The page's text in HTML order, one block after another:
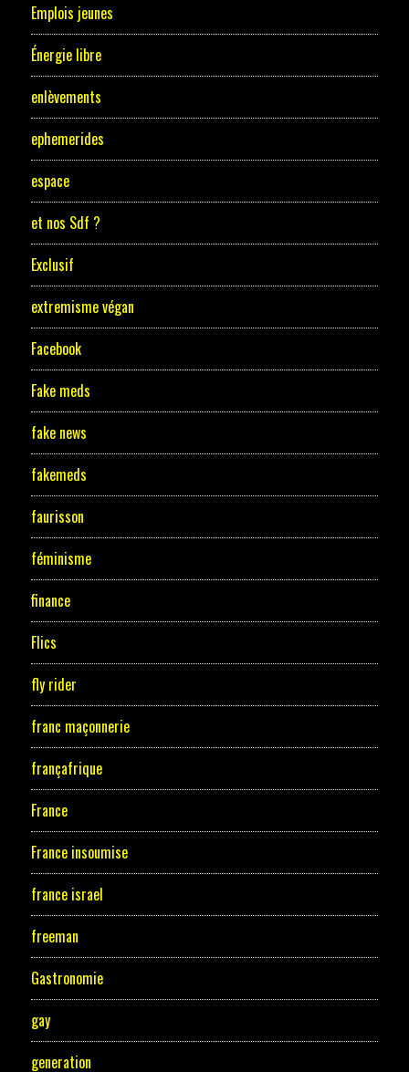
Emplois jeunes
Énergie libre
enlèvements
ephemerides
espace
et nos Sdf ?
Exclusif
extremisme végan
Facebook
Fake meds
fake news
fakemeds
faurisson
féminisme
finance
Flics
fly rider
franc maçonnerie
françafrique
France
France insoumise
france israel
freeman
Gastronomie
gay
generation